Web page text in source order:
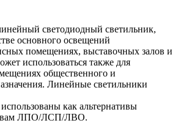
светодиодный светильник,
основного освещений
помещениях, выставочных залов и
использоваться также для
общественного и
Линейные светильники
как альтернативы
ЛПО/ЛСП/ЛВО.